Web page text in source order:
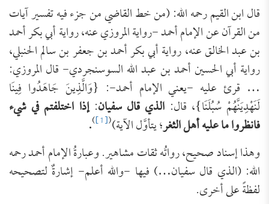
قال ابن القيم رحمه الله: (من خط القاضي من جزء فيه تفسير آيات
من القرآن عن الإمام أحمد -رواية المروزي عنه، رواية أبي بكر أحمد
بن عبد الخالق عنه، رواية أبي بكر أحمد بن جعفر بن سالم الحنبلي،
رواية أبي الحسين أحمد بن عبد الله السوسنجردي- قال المروزي:
… قرئ عليه -يعني الإمام أحمد-: {وَالَّذِينَ جَاهَدُوا فِينَا
لَنَهْدِيَنَّهُمْ سُبُلَنَا}، قال: الذي قال ‌سفيان:إذا اختلفتم في شيء
‌فانظروا ‌ما عليه ‌أهل ‌الثغر؛ يتأوَّل الآية)(
[1]
)
.
وهذا إسناد صحيح، رواتُه ثقات مشاهير. وعبارةُ الإمام أحمد رحمه
الله: (الذي قال سفيان…) فيها -والله أعلم- إشارةٌ لتصحيحه
لفظةً على أخرى.